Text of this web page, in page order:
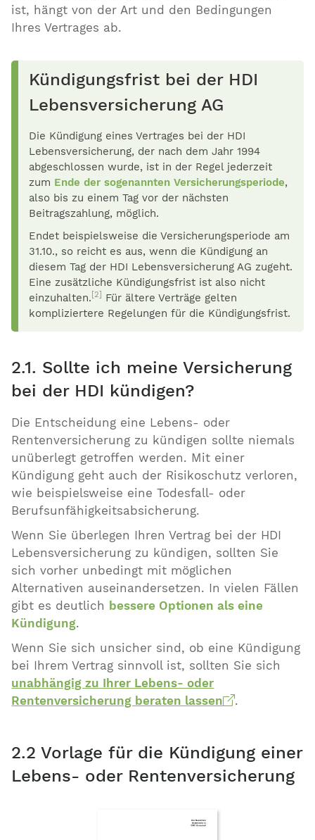
ist, hängt von der Art und den Bedingungen
Ihres Vertrages ab.
Kündigungsfrist bei der HDI
Lebensversicherung AG
Die Kündigung eines Vertrages bei der HDI
Lebensversicherung, der nach dem Jahr 1994
abgeschlossen wurde, ist in der Regel jederzeit
zum Ende der sogenannten Versicherungsperiode,
also bis zu einem Tag vor der nächsten
Beitragszahlung, möglich.
Endet beispielsweise die Versicherungsperiode am
31.10., so reicht es aus, wenn die Kündigung an
diesem Tag der HDI Lebensversicherung AG zugeht.
Eine zusätzliche Kündigungsfrist ist also nicht
einzuhalten. [2]
Für ältere Verträge gelten
kompliziertere Regelungen für die Kündigungsfrist.
2.1. Sollte ich meine Versicherung
bei der HDI kündigen?
Die Entscheidung eine Lebens- oder
Rentenversicherung zu kündigen sollte niemals
unüberlegt getroffen werden. Mit einer
Kündigung geht auch der Risikoschutz verloren,
wie beispielsweise eine Todesfall- oder
Berufsunfähigkeitsabsicherung.
Wenn Sie überlegen Ihren Vertrag bei der HDI
Lebensversicherung zu kündigen, sollten Sie
sich vorher unbedingt mit möglichen
Alternativen auseinandersetzen. In vielen Fällen
gibt es deutlich bessere Optionen als eine
Kündigung.
Wenn Sie sich unsicher sind, ob eine Kündigung
bei Ihrem Vertrag sinnvoll ist, sollten Sie sich
unabhängig zu Ihrer Lebens- oder
Rentenversicherung beraten lassen
.
2.2 Vorlage für die Kündigung einer
Lebens- oder Rentenversicherung